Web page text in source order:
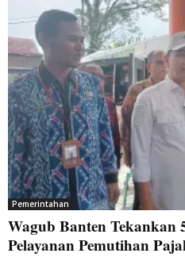
Pemerintahan
Wagub Banten Tekankan
Pelayanan Pemutihan